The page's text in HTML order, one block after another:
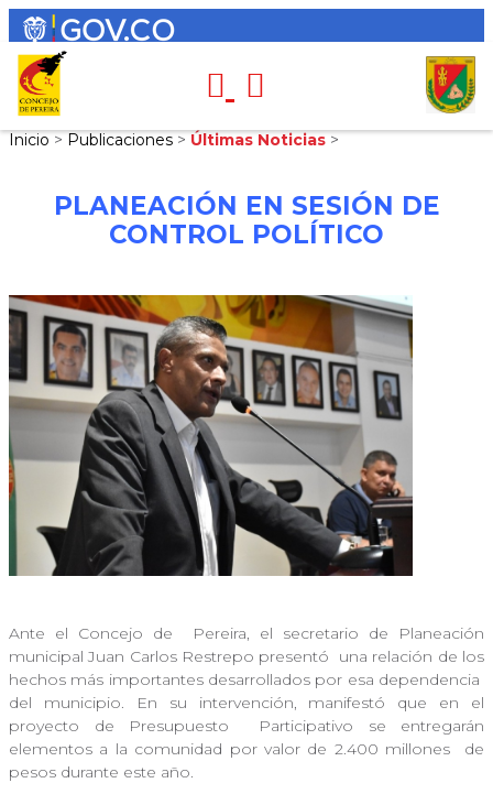
Inicio > Publicaciones > Últimas Noticias >
PLANEACIÓN EN SESIÓN DE
CONTROL POLÍTICO
Ante el Concejo de
Pereira, el secretario de Planeación
municipal Juan Carlos Restrepo presentó
una relación de los
hechos más importantes desarrollados por esa dependencia
del municipio. En su intervención, manifestó que en el
proyecto de Presupuesto
Participativo se entregarán
elementos a la comunidad por valor de 2.400 millones
de
pesos durante este año.